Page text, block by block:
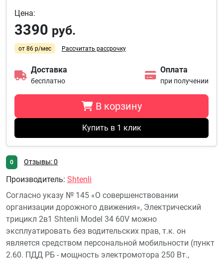
Цена:
3390 руб.
от 86 р/мес Рассчитать рассрочку
Доставка
бесплатно
Оплата
при получении
В корзину
Купить в 1 клик
0 Отзывы: 0
Производитель: Shtenli
Согласно указу № 145 «О совершенствовании
организации дорожного движения», Электрический
трицикл 2в1 Shtenli Model 34 60V можно
эксплуатировать без водительских прав, т.к. он
является средством персональной мобильности (пункт
2.60. ПДД РБ - мощность электромотора 250 Вт.,